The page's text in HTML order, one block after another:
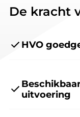
De kracht
HVO
uitvoering